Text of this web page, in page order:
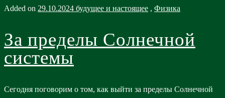
Added on 29.10.2024 будущее и настоящее , Физика
За пределы Солнечной
системы
Сегодня поговорим о том, как выйти за пределы Солнечной